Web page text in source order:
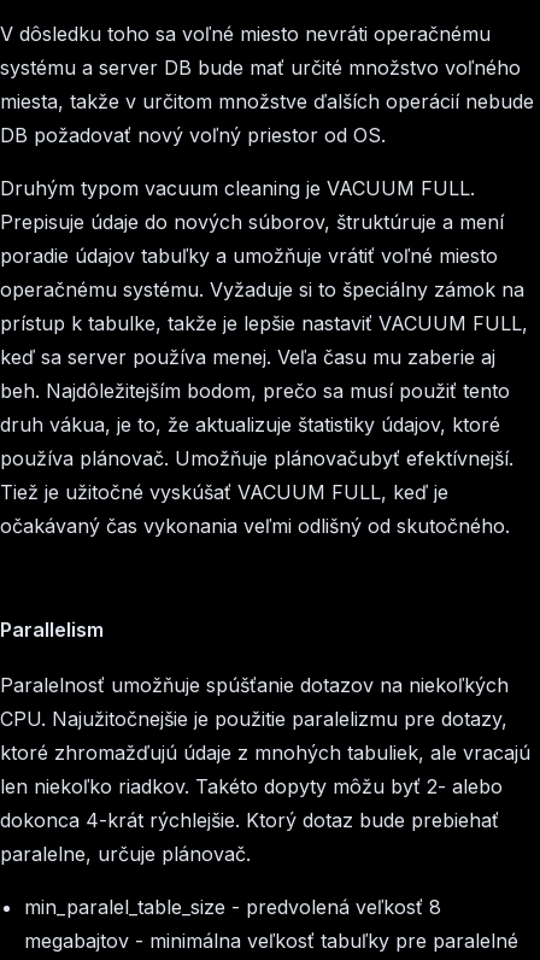
V dôsledku toho sa voľné miesto nevráti operačnému
systému a server DB bude mať určité množstvo voľného
miesta, takže v určitom množstve ďalších operácií nebude
DB požadovať nový voľný priestor od OS.
Druhým typom vacuum cleaning je VACUUM FULL.
Prepisuje údaje do nových súborov, štruktúruje a mení
poradie údajov tabuľky a umožňuje vrátiť voľné miesto
operačnému systému. Vyžaduje si to špeciálny zámok na
prístup k tabulke, takže je lepšie nastaviť VACUUM FULL,
keď sa server používa menej. Veľa času mu zaberie aj
beh. Najdôležitejším bodom, prečo sa musí použiť tento
druh vákua, je to, že aktualizuje štatistiky údajov, ktoré
používa plánovač. Umožňuje plánovačubyť efektívnejší.
Tiež je užitočné vyskúšať VACUUM FULL, keď je
očakávaný čas vykonania veľmi odlišný od skutočného.
Parallelism
Paralelnosť umožňuje spúšťanie dotazov na niekoľkých
CPU. Najužitočnejšie je použitie paralelizmu pre dotazy,
ktoré zhromažďujú údaje z mnohých tabuliek, ale vracajú
len niekoľko riadkov. Takéto dopyty môžu byť 2- alebo
dokonca 4-krát rýchlejšie. Ktorý dotaz bude prebiehať
paralelne, určuje plánovač.
min_paralel_table_size - predvolená veľkosť 8
megabajtov - minimálna veľkosť tabuľky pre paralelné